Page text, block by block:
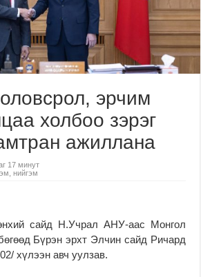
эрчим
холбоо зэрэг
ажиллана
17 минут
,нийгэм
сайд Н.Учрал АНУ-аас Монгол
Бүрэн эрхт Элчин сайд Ричард
хүлээн авч уулзав.